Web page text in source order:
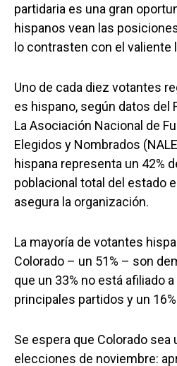
partidaria es una gran
hispanos vean las
lo contrasten con el valiente
Uno de cada diez votantes
es hispano, según datos del
La Asociación Nacional de
Elegidos y Nombrados
hispana representa un 42%
poblacional total del estado
asegura la organización.
La mayoría de votantes
Colorado – un 51% – son
que un 33% no está afiliado
principales partidos y un
Se espera que Colorado sea
elecciones de noviembre: